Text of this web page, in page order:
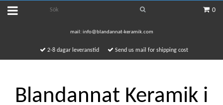
0
mail: info@blandannat-keramik.com
2-8 dagar leveranstid Send us mail for shipping cost
Blandannat Keramik i